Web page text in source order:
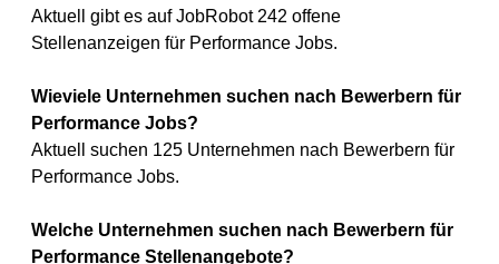
Aktuell gibt es auf JobRobot 242 offene
Stellenanzeigen für Performance Jobs.
Wieviele Unternehmen suchen nach Bewerbern für
Performance Jobs?
Aktuell suchen 125 Unternehmen nach Bewerbern für
Performance Jobs.
Welche Unternehmen suchen nach Bewerbern für
Performance Stellenangebote?